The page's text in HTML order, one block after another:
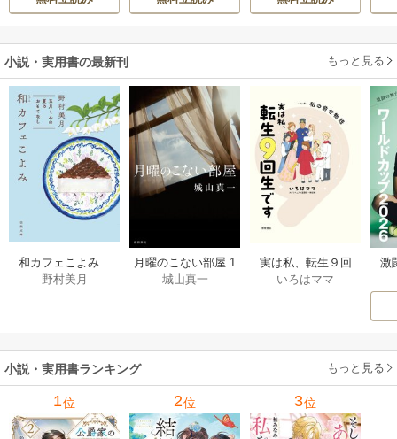
小説・実用書の最新刊 もっと見る
和カフェこよみ
五月くんの夏のお
野村美月
月曜のこない部屋 1
巻
城山真一
実は私、転生９回
生です マンガ
いろはママ
激
小説・実用書ランキング もっと見る
1位 2位 3位